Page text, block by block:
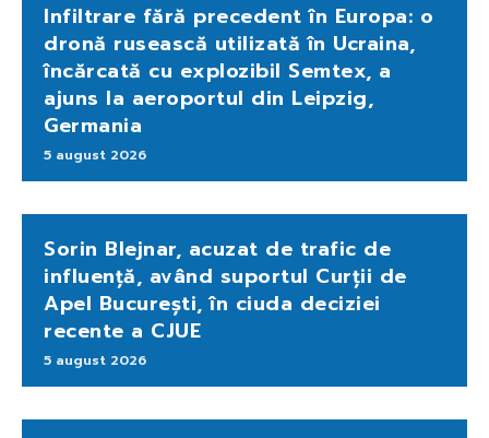
Infiltrare fără precedent în Europa: o
dronă rusească utilizată în Ucraina,
încărcată cu explozibil Semtex, a
ajuns la aeroportul din Leipzig,
Germania
5 august 2026
Sorin Blejnar, acuzat de trafic de
influență, având suportul Curții de
Apel București, în ciuda deciziei
recente a CJUE
5 august 2026